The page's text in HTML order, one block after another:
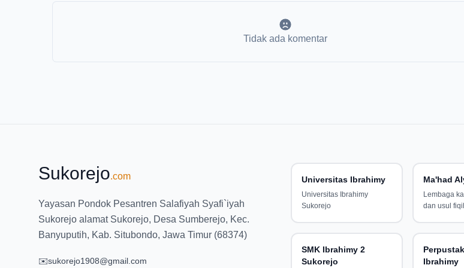
Tidak ada komentar
Sukorejo.com
Yayasan Pondok Pesantren Salafiyah Syafi`iyah
Sukorejo alamat Sukorejo, Desa Sumberejo, Kec.
Banyuputih, Kab. Situbondo, Jawa Timur (68374)
✉️sukorejo1908@gmail.com
Universitas Ibrahimy
Universitas Ibrahimy
Sukorejo
Ma'had
Lembaga
dan usul
SMK Ibrahimy 2
Sukorejo
Ibrahimy